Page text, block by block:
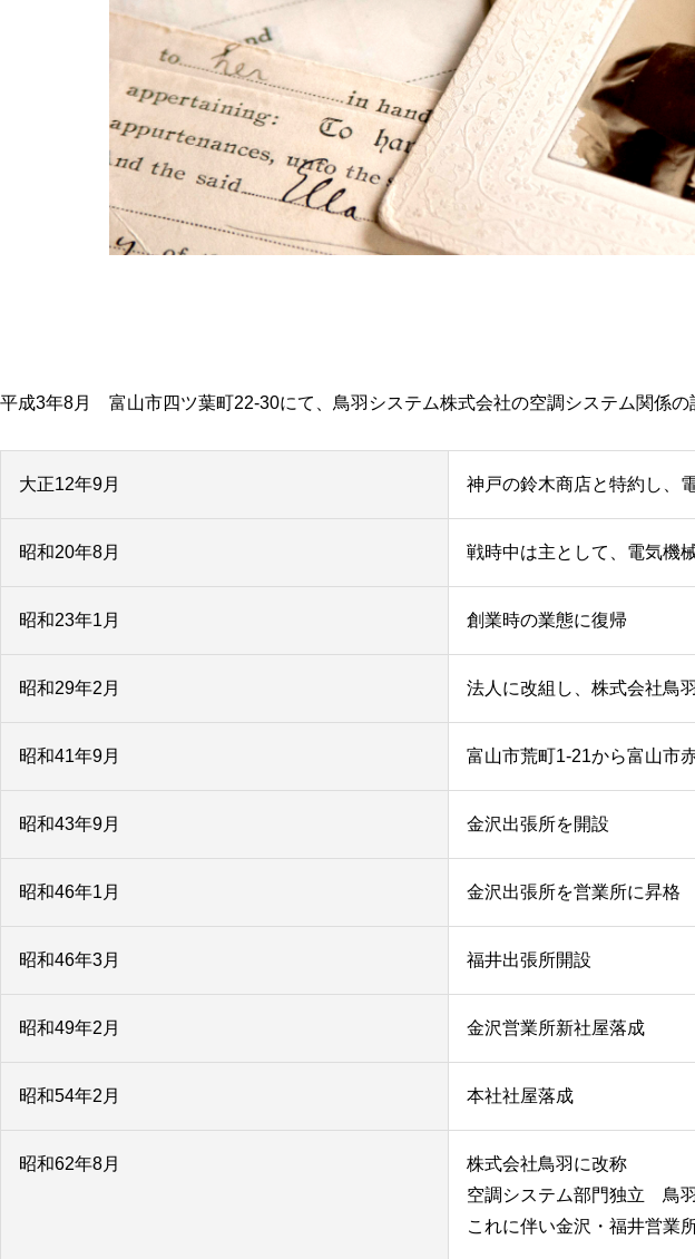
平成3年8月 富山市四ツ葉町22-30にて、鳥羽システム株式会社の空調システム関係
大正12年9月 神戸の鈴木商店と特約し、
昭和20年8月 戦時中は主として、電気機
昭和23年1月 創業時の業態に復帰
昭和29年2月 法人に改組し、株式会社鳥
昭和41年9月 富山市荒町1-21から富山市
昭和43年9月 金沢出張所を開設
昭和46年1月 金沢出張所を営業所に昇格
昭和46年3月 福井出張所開設
昭和49年2月 金沢営業所新社屋落成
昭和54年2月 本社社屋落成
昭和62年8月
株式会社鳥羽に改称
空調システム部門独立 鳥
これに伴い金沢・福井営業